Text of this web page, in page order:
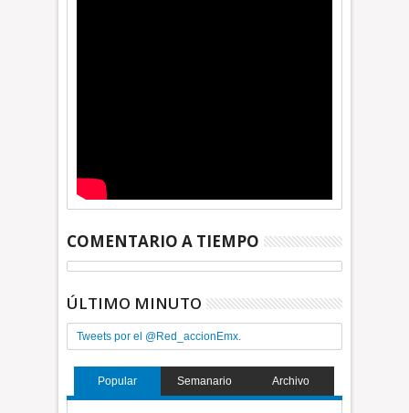
COMENTARIO A TIEMPO
ÚLTIMO MINUTO
Tweets por el @Red_accionEmx.
Popular Semanario Archivo